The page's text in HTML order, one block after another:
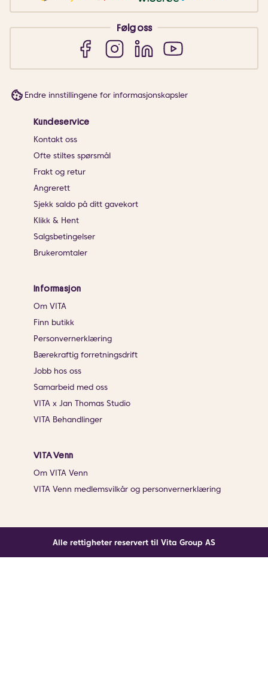
Følg oss
Endre innstillingene for informasjonskapsler
Kundeservice
Kontakt oss
Ofte stiltes spørsmål
Frakt og retur
Angrerett
Sjekk saldo på ditt gavekort
Klikk & Hent
Salgsbetingelser
Brukeromtaler
Informasjon
Om VITA
Finn butikk
Personvernerklæring
Bærekraftig forretningsdrift
Jobb hos oss
Samarbeid med oss
VITA x Jan Thomas Studio
VITA Behandlinger
VITA Venn
Om VITA Venn
VITA Venn medlemsvilkår og personvernerklæring
Alle rettigheter reservert til Vita Group AS